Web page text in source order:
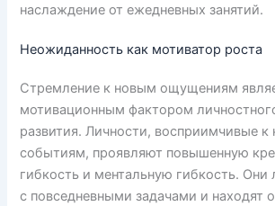
наслаждение от ежедневных занятий.
Неожиданность как мотиватор роста
Стремление к новым ощущениям
мотивационным фактором
развития. Личности, восприимчивые
событиям, проявляют повышенную
гибкость и ментальную гибкость. Они
с повседневными задачами и находят